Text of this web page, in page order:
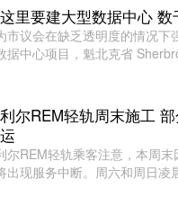
健康问题在选举周期之后依然
在蒙特利尔无家可归 ...
里要建大型数据中心
市议会在缺乏透明度的情况下
据中心项目，魁北克省
行公开辩论，同时对 ...
尔REM轻轨周末施工
尔REM轻轨乘客注意，本周末
出现服务中断。周六和周日凌